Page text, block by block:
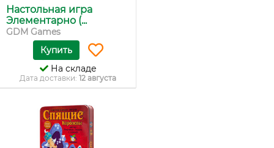
Настольная игра
Элементарно (...
GDM Games
Купить
На складе
Дата доставки: 12 августа